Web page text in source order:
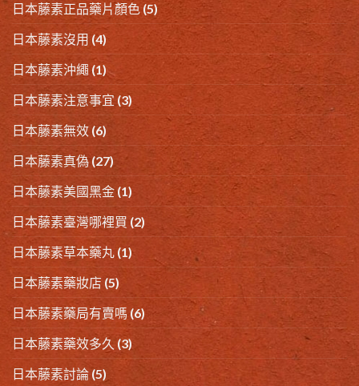
日本藤素正品藥片顏色 (5)
日本藤素沒用 (4)
日本藤素沖繩 (1)
日本藤素注意事宜 (3)
日本藤素無效 (6)
日本藤素真偽 (27)
日本藤素美國黑金(1)
日本藤素臺灣哪裡買 (2)
日本藤素草本藥丸 (1)
日本藤素藥妝店 (5)
日本藤素藥局有賣嗎 (6)
日本藤素藥效多久 (3)
日本藤素討論 (5)